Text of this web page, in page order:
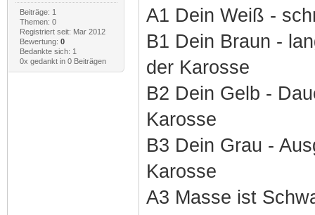
Beiträge: 1
Themen: 0
Registriert seit: Mar 2012
Bewertung: 0
Bedankte sich: 1
0x gedankt in 0 Beiträgen
A1 Dein Weiß -
B1 Dein Braun -
der Karosse
B2 Dein Gelb -
Karosse
B3 Dein Grau -
Karosse
A3 Masse ist